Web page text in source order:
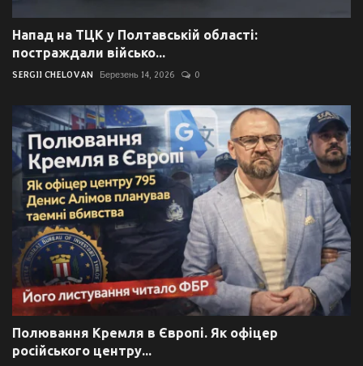
Напад на ТЦК у Полтавській області:
постраждали військо...
SERGII CHELOVAN Березень 14, 2026 0
Полювання Кремля в Європі. Як офіцер
російського центру...